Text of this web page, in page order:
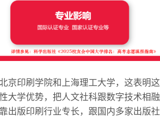
京印刷学院和上海理工大学，这表明这
大学优势，把人文社科跟数字技术相融
出版印刷行业专长，跟国内多家出版社